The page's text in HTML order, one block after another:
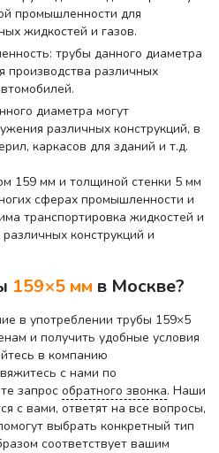
промышленности для
жидкостей и газов.
трубы данного диаметра
производства различных
диаметра могут
различных конструкций, в
каркасов для зданий и т.д.
159 мм и толщиной стенки 5 мм
сферах промышленности и
транспортировка жидкостей и
конструкций и
159×5 мм в Москве?
в употреблении трубы 159×5
и получить удобные условия
в компанию
с нами по
запрособратного звонка. Наши
с вами, ответят на все вопросы,
выбрать конкретный тип
соответствует вашим